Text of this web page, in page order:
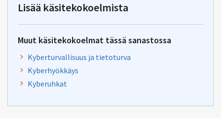
Lisää käsitekokoelmista
Muut käsitekokoelmat tässä sanastossa
Kyberturvallisuus ja tietoturva
Kyberhyökkäys
Kyberuhkat